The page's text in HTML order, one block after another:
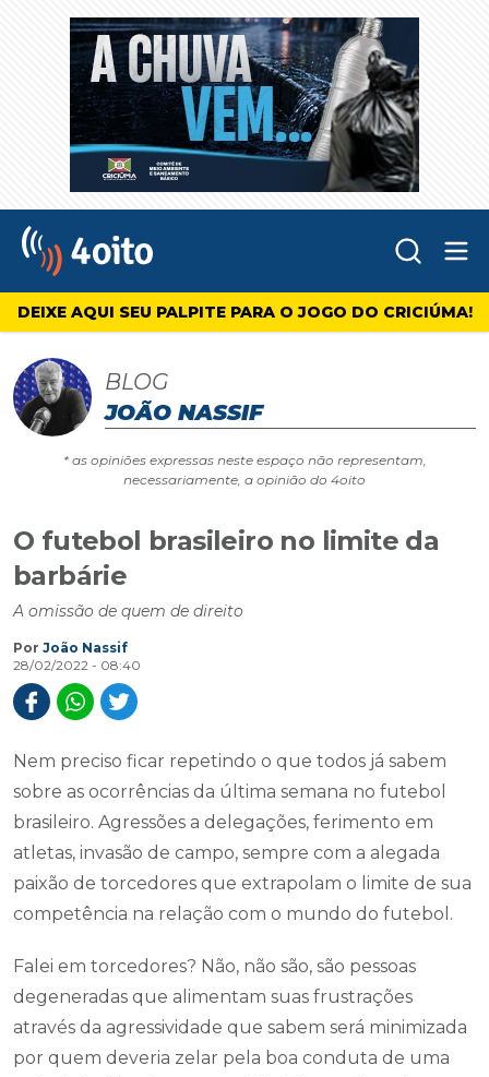
4oito
DEIXE AQUI SEU PALPITE PARA O JOGO DO CRICIÚMA!
BLOG
JOÃO NASSIF
* as opiniões expressas neste espaço não representam,
necessariamente, a opinião do 4oito
O futebol brasileiro no limite da
barbárie
A omissão de quem de direito
Por João Nassif
28/02/2022 - 08:40
Nem preciso ficar repetindo o que todos já sabem
sobre as ocorrências da última semana no futebol
brasileiro. Agressões a delegações, ferimento em
atletas, invasão de campo, sempre com a alegada
paixão de torcedores que extrapolam o limite de sua
competência na relação com o mundo do futebol.
Falei em torcedores? Não, não são, são pessoas
degeneradas que alimentam suas frustrações
através da agressividade que sabem será minimizada
por quem deveria zelar pela boa conduta de uma